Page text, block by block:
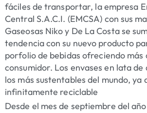
fáciles de transportar, la empresa
Central S.A.C.I. (EMCSA) con sus
Gaseosas Niko y De La Costa se
tendencia con su nuevo producto
porfolio de bebidas ofreciendo más
consumidor. Los envases en lata de
los más sustentables del mundo, ya
infinitamente reciclable
Desde el mes de septiembre del